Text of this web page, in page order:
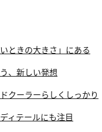
ときの大きさ」にある
、新しい発想
クーラーらしくしっかり
ィテールにも注目